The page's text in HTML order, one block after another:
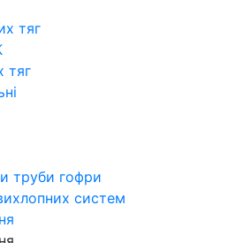
тяг
тяг
труби гофри
систем